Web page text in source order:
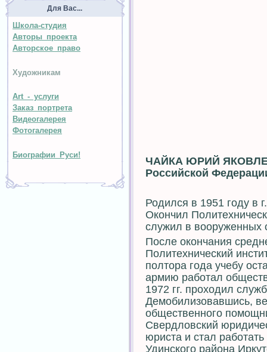
Для Вас...
Школа-студия
Авторы проекта
Авторское право
Художникам
Art - услуги
Заказ портрета
Видеогалерея
Фотогалерея
Биографии Руси!
ЧАЙКА ЮРИЙ
Российской
Родился в 1951 году в
Окончил
служил в вооруженных
После окончания
Политехнический
полтора года учебу
армию работал
1972 гг. проходил
Демобилизовавшись,
общественного
Свердловский
юриста и стал
Удинского района